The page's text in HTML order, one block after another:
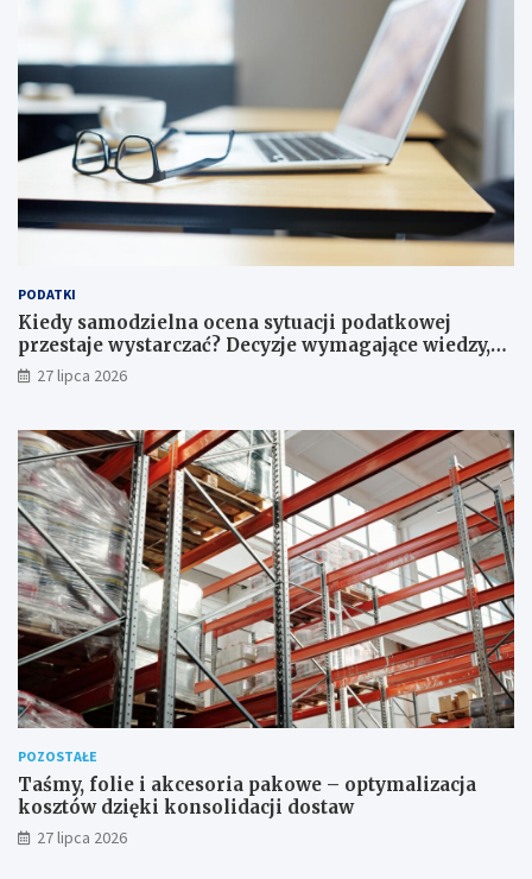
PODATKI
Kiedy samodzielna ocena sytuacji podatkowej
przestaje wystarczać? Decyzje wymagające wiedzy,
której nie zastąpi internet
27 lipca 2026
POZOSTAŁE
Taśmy, folie i akcesoria pakowe – optymalizacja
kosztów dzięki konsolidacji dostaw
27 lipca 2026